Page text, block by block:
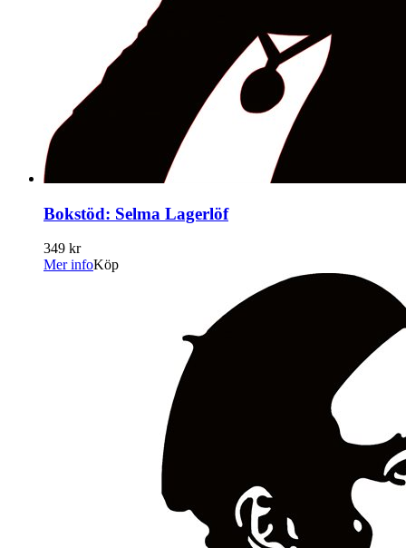
Bokstöd: Selma Lagerlöf
349 kr
Mer infoKöp